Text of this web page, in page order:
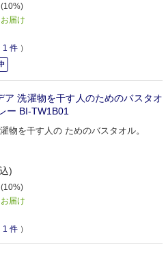
届け
1 件 ）
ア 洗濯物を干す人のためのバスタオ
ー BI-TW1B01
物を干す人の ためのバスタオル。
)
届け
1 件 ）